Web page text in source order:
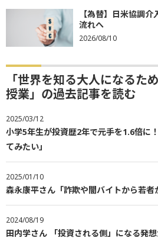
【為替】日米協調
流れへ
2026/08/10
「世界を知る大人になるた
授業」の過去記事を読む
2025/03/12
小学5年生が投資歴2年で元手を1.6倍に
てみたい」
2025/01/10
森永康平さん「詐欺や闇バイトから若者
2024/08/19
田内学さん 「投資される側」になる発